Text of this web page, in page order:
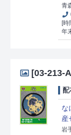
青
[時
年
[03-213-
配
な
産
岩